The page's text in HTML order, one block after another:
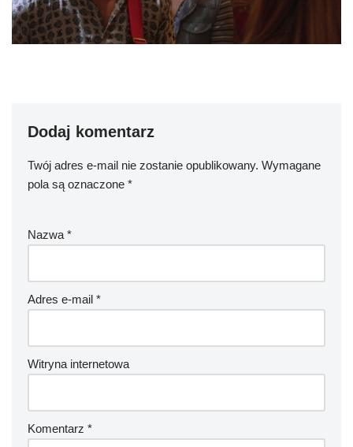
Dodaj komentarz
Twój adres e-mail nie zostanie opublikowany. Wymagane
pola są oznaczone *
Nazwa *
Adres e-mail *
Witryna internetowa
Komentarz *